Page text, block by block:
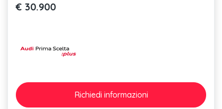
€ 30.900
Richiedi informazioni